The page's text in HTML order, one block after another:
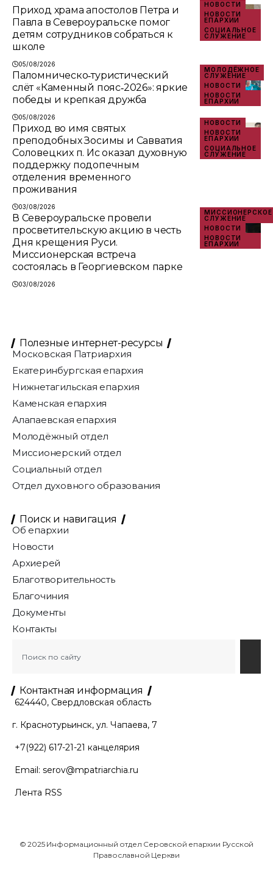
НОВОСТИ
НОВОСТИ
ЕПАРХИИ
СОЦИАЛЬНОЕ
СЛУЖЕНИЕ
Приход храма апостолов Петра и
Павла в Североуральске помог
детям сотрудников собраться к
школе
05/08/2026
МОЛОДЁЖНОЕ
СЛУЖЕНИЕ
НОВОСТИ
НОВОСТИ
ЕПАРХИИ
Паломническо‑туристический
слёт «Каменный пояс‑2026»: яркие
победы и крепкая дружба
05/08/2026
НОВОСТИ
НОВОСТИ
ЕПАРХИИ
СОЦИАЛЬНОЕ
СЛУЖЕНИЕ
Приход во имя святых
преподобных Зосимы и Савватия
Соловецких п. Ис оказал духовную
поддержку подопечным
отделения временного
проживания
03/08/2026
МИССИОНЕРСКОЕ
СЛУЖЕНИЕ
НОВОСТИ
НОВОСТИ
ЕПАРХИИ
В Североуральске провели
просветительскую акцию в честь
Дня крещения Руси.
Миссионерская встреча
состоялась в Георгиевском парке
03/08/2026
Полезные интернет-ресурсы
Московская Патриархия
Екатеринбургская епархия
Нижнетагильская епархия
Каменская епархия
Алапаевская епархия
Молодёжный отдел
Миссионерский отдел
Социальный отдел
Отдел духовного образования
Поиск и навигация
Об епархии
Новости
Архиерей
Благотворительность
Благочиния
Документы
Контакты
Контактная информация
624440, Свердловская область
г. Краснотурьинск, ул. Чапаева, 7
+7(922) 617-21-21 канцелярия
Email: serov@mpatriarchia.ru
Лента RSS
© 2025 Информационный отдел Серовской епархии Русской
Православной Церкви